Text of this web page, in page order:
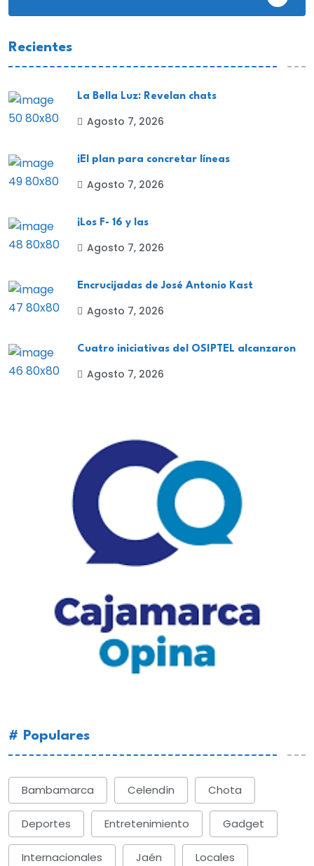
Recientes
La Bella Luz: Revelan chats
Agosto 7, 2026
¡El plan para concretar líneas
Agosto 7, 2026
¡Los F- 16 y las
Agosto 7, 2026
Encrucijadas de José Antonio Kast
Agosto 7, 2026
Cuatro iniciativas del OSIPTEL alcanzaron
Agosto 7, 2026
# Populares
Bambamarca Celendín Chota
Deportes Entretenimiento Gadget
Internacionales Jaén Locales